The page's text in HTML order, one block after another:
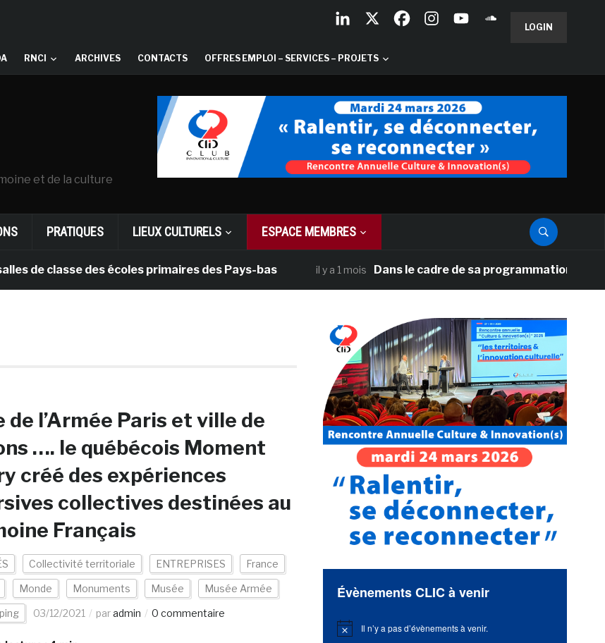
LOGIN
RNCI ARCHIVES CONTACTS OFFRES EMPLOI – SERVICES – PROJETS
et de la culture
PRATIQUES LIEUX CULTURELS ESPACE MEMBRES
classe des écoles primaires des Pays-bas il y a 1 mois Dans le cadre de sa programmation
de l’Armée Paris et ville de
…. le québécois Moment
créé des expériences
collectives destinées au
Français
Collectivité territoriale ENTREPRISES France
Monde Monuments Musée Musée Armée
03/12/2021 paradmin 0 commentaire
Évènements CLIC à venir
Notice Il n’y a pas d’évènements à venir.